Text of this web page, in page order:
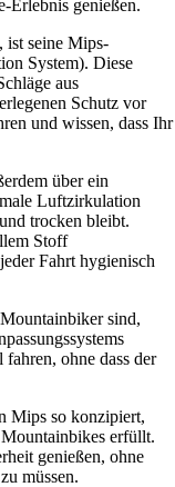
Erlebnis genießen.
ist seine Mips-
System). Diese
aus
Schutz vor
und wissen, dass Ihr
über ein
Luftzirkulation
trocken bleibt.
Stoff
Fahrt hygienisch
sind,
ohne dass der
Mips so konzipiert,
Mountainbikes erfüllt.
genießen, ohne
müssen.